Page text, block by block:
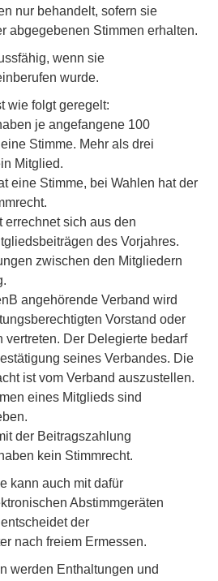
nur behandelt, sofern sie
abgegebenen Stimmen erhalten.
wenn sie
wurde.
wie folgt geregelt:
je angefangene 100
Stimme. Mehr als drei
Mitglied.
eine Stimme, bei Wahlen hat der
errechnet sich aus den
des Vorjahres.
zwischen den Mitgliedern
angehörende Verband wird
Vorstand oder
vertreten. Der Delegierte bedarf
seines Verbandes. Die
ist vom Verband auszustellen.
eines Mitglieds sind
der Beitragszahlung
kein Stimmrecht.
kann auch mit dafür
Abstimmgeräten
der
nach freiem Ermessen.
werden Enthaltungen und